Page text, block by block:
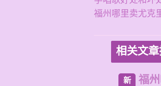
福州哪里卖尤克
相关文
新 福